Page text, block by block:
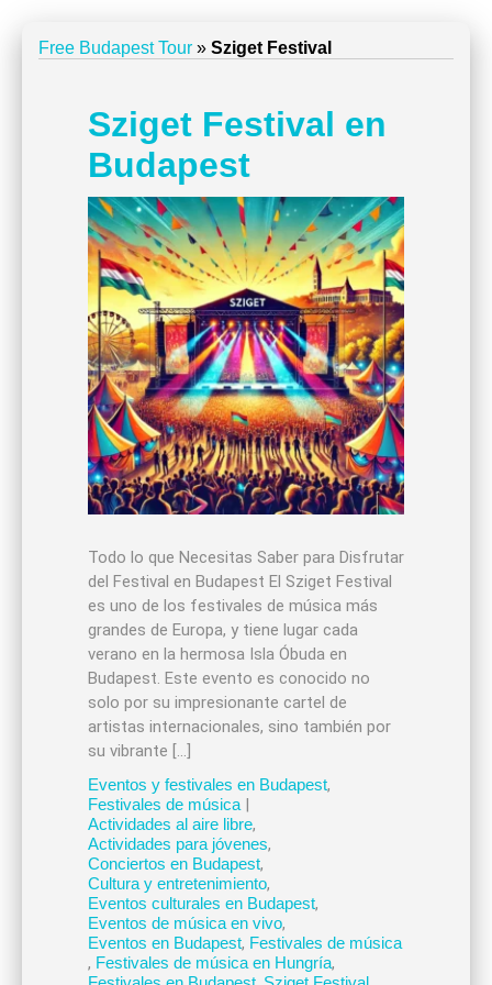
Free Budapest Tour » Sziget Festival
Sziget Festival en
Budapest
Todo lo que Necesitas Saber para Disfrutar
del Festival en Budapest El Sziget Festival
es uno de los festivales de música más
grandes de Europa, y tiene lugar cada
verano en la hermosa Isla Óbuda en
Budapest. Este evento es conocido no
solo por su impresionante cartel de
artistas internacionales, sino también por
su vibrante […]
Eventos y festivales en Budapest,
Festivales de música|
Actividades al aire libre,
Actividades para jóvenes,
Conciertos en Budapest,
Cultura y entretenimiento,
Eventos culturales en Budapest,
Eventos de música en vivo,
Eventos en Budapest, Festivales de música
, Festivales de música en Hungría,